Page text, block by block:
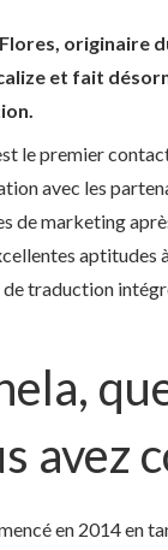
originaire
et fait
le premier
avec les
de marketing
aptitudes
de traduction
avez
en 2014 en